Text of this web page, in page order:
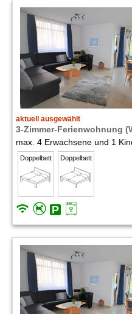
aktuell ausgewählt
3-Zimmer-Ferienwohnung
max. 4 Erwachsene und 1
Doppelbett Doppelbett